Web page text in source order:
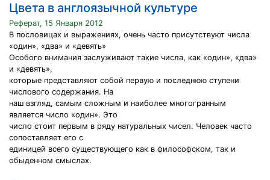
Цвета в англоязычной культуре
Реферат, 15 Января 2012
В пословицах и выражениях, очень часто присутствуют числа
«один», «два» и «девять»
Особого внимания заслуживают такие числа, как «один», «два»
и «девять»,
которые представляют собой первую и последнюю ступени
числового содержания. На
наш взгляд, самым сложным и наиболее многогранным
является число «один». Это
число стоит первым в ряду натуральных чисел. Человек часто
сопоставляет его с
единицей всего существующего как в философском, так и
обыденном смыслах.